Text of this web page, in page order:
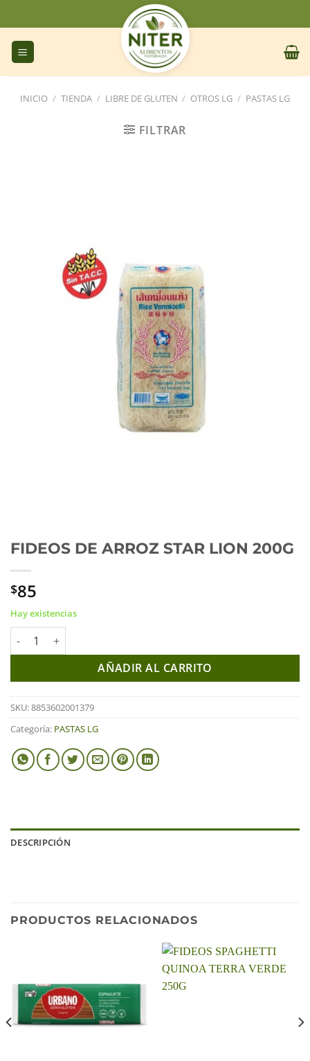
al
contenido
INICIO / TIENDA / LIBRE DE GLUTEN / OTROS LG / PASTAS LG
FILTRAR
FIDEOS DE ARROZ STAR LION 200G
$85
Hay existencias
FIDEOS DE ARROZ STAR LION 200G cantidad
AÑADIR AL CARRITO
SKU:8853602001379
Categoría: PASTAS LG
DESCRIPCIÓN
PRODUCTOS RELACIONADOS